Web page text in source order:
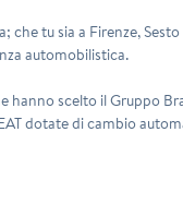
tu sia a Firenze,
automobilistica.
hanno scelto il Gruppo
dotate di cambio